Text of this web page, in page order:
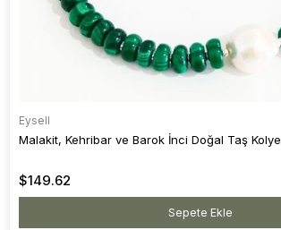
Eysell
Malakit, Kehribar ve Barok İnci Doğal Taş Kolye
$149.62
Sepete Ekle